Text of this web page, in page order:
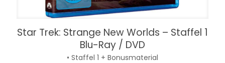
Star Trek: Strange New Worlds – Staffel 1
Blu-Ray / DVD
• Staffel 1 + Bonusmaterial